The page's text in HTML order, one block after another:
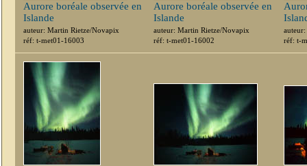
Aurore boréale observée en
Islande
auteur: Martin Rietze/Novapix
réf: t-met01-16003
Aurore boréale observée en
Islande
auteur: Martin Rietze/Novapix
réf: t-met01-16002
réf: t-